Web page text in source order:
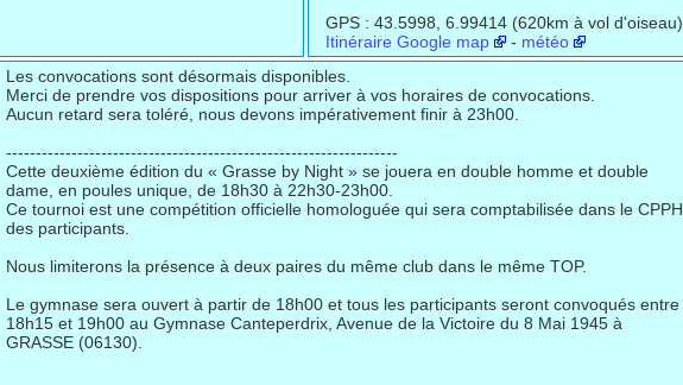
GPS : 43.5998, 6.99414 (620km à vol d'oiseau)
Itinéraire Google map
- météo
Les convocations sont désormais disponibles.
Merci de prendre vos dispositions pour arriver à vos horaires de convocations.
Aucun retard sera toléré, nous devons impérativement finir à 23h00.
------------------------------------------------------------------
Cette deuxième édition du « Grasse by Night » se jouera en double homme et double
dame, en poules unique, de 18h30 à 22h30-23h00.
Ce tournoi est une compétition officielle homologuée qui sera comptabilisée dans le CPPH
des participants.
Nous limiterons la présence à deux paires du même club dans le même TOP.
Le gymnase sera ouvert à partir de 18h00 et tous les participants seront convoqués entre
18h15 et 19h00 au Gymnase Canteperdrix, Avenue de la Victoire du 8 Mai 1945 à
GRASSE (06130).